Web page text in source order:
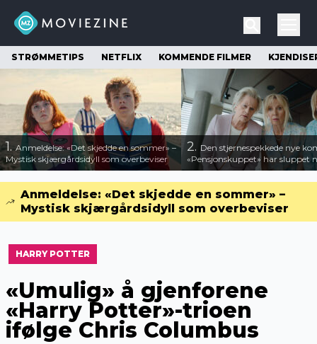
STRØMMETIPS NETFLIX KOMMENDE FILMER
1.Anmeldelse: «Det skjedde en sommer» –
Mystisk skjærgårdsidyll som overbeviser
2. Den stjernespekkede nye
«Pensjonskuppet» har sluppet
Anmeldelse: «Det skjedde en sommer» –
Mystisk skjærgårdsidyll som overbeviser
HARRY POTTER
«Umulig» å gjenforene
«Harry Potter»-trioen
ifølge Chris Columbus